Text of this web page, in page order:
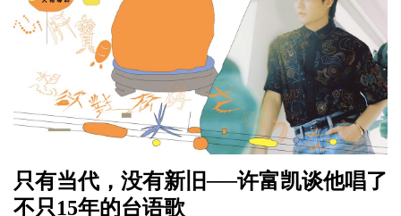
只有当代，没有新旧──许富凯谈他唱了
不只15年的台语歌